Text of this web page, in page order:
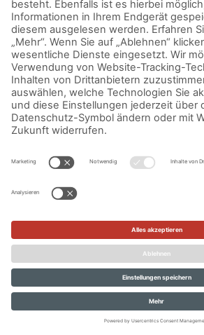
© Aurora Mühlen GmbH - Trettaustraße 49